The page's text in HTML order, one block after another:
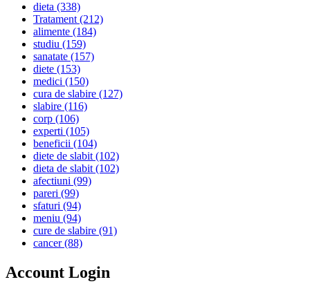
dieta (338)
Tratament(212)
alimente (184)
studiu (159)
sanatate (157)
diete (153)
medici (150)
cura de slabire (127)
slabire (116)
corp (106)
experti (105)
beneficii (104)
diete de slabit(102)
dieta de slabit(102)
afectiuni (99)
pareri (99)
sfaturi (94)
meniu (94)
cure de slabire (91)
cancer(88)
Account Login